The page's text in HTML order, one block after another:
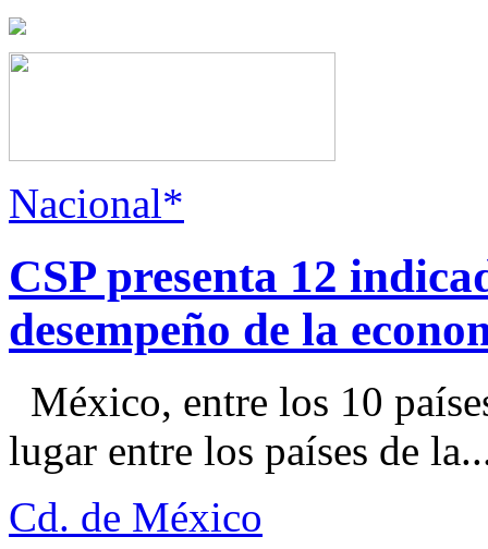
Nacional*
CSP presenta 12
desempeño de la
México, entre los 10
lugar entre los países de
Cd. de México